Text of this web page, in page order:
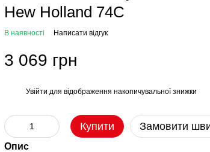
Hew Holland 74C
В наявності Написати відгук
3 069 грн
Увійти для відображення накопичувальної знижки
Купити Замовити
Опис